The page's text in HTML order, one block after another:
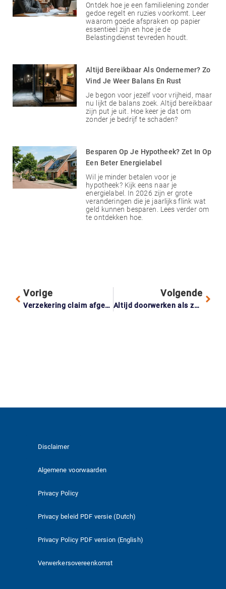
Ontdek hoe je een familielening zonder
gedoe regelt en ruzies voorkomt. Leer
waarom goede afspraken op papier
essentieel zijn en hoe je de
Belastingdienst tevreden houdt.
Altijd Bereikbaar Als Ondernemer? Zo
Vind Je Weer Balans En Rust
Je begon voor jezelf voor vrijheid, maar
nu lijkt de balans zoek. Altijd bereikbaar
zijn put je uit. Hoe keer je dat om
zonder je bedrijf te schaden?
Besparen Op Je Hypotheek? Zet In Op
Een Beter Energielabel
Wil je minder betalen voor je
hypotheek? Kijk eens naar je
energielabel. In 2026 zijn er grote
veranderingen die je jaarlijks flink wat
geld kunnen besparen. Lees verder om
te ontdekken hoe.
Vorige
Verzekering claim afgewezen? Zo voorkom je gedoe
Volgende
Altijd doorwerken als zzp’er? Dit kost het je echt op de lange termijn
Disclaimer
Algemene voorwaarden
Privacy Policy
Privacy beleid PDF versie (Dutch)
Privacy Policy PDF version (English)
Verwerkersovereenkomst